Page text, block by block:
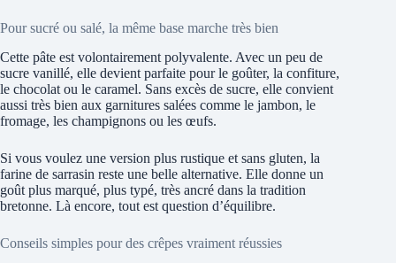
Pour sucré ou salé, la même base marche très bien
Cette pâte est volontairement polyvalente. Avec un peu de
sucre vanillé, elle devient parfaite pour le goûter, la confiture,
le chocolat ou le caramel. Sans excès de sucre, elle convient
aussi très bien aux garnitures salées comme le jambon, le
fromage, les champignons ou les œufs.
Si vous voulez une version plus rustique et sans gluten, la
farine de sarrasin reste une belle alternative. Elle donne un
goût plus marqué, plus typé, très ancré dans la tradition
bretonne. Là encore, tout est question d’équilibre.
Conseils simples pour des crêpes vraiment réussies